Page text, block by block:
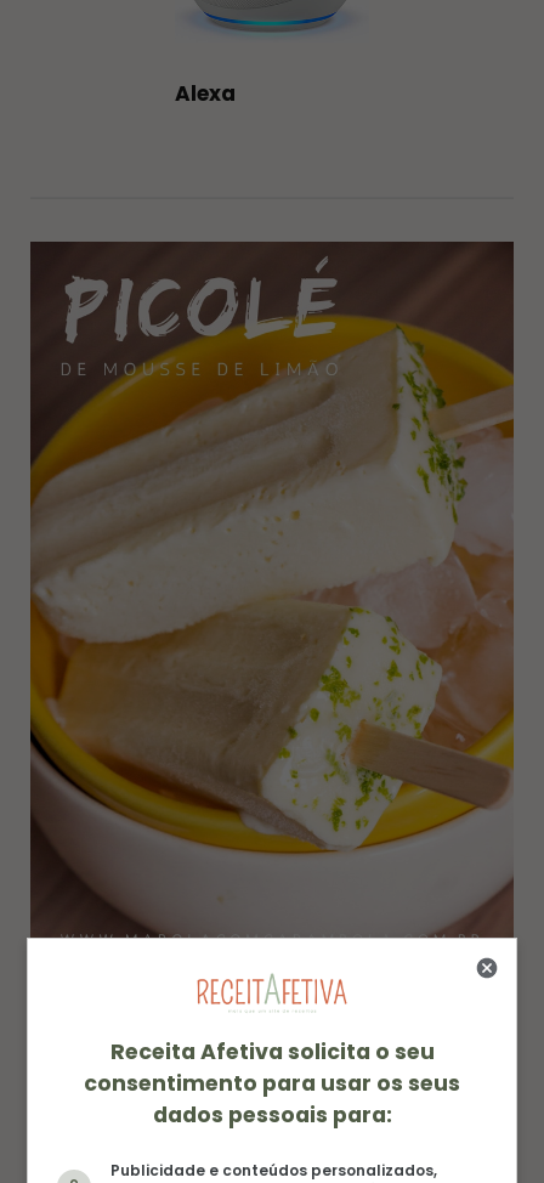
Alexa
Receita de Picolé de Mousse de Limão
Tastemade
de Limão no Palito que tem uma cara ótima. Vale a
Receita Afetiva solicita o seu
consentimento para usar os seus
dados pessoais para:
Publicidade e conteúdos personalizados,